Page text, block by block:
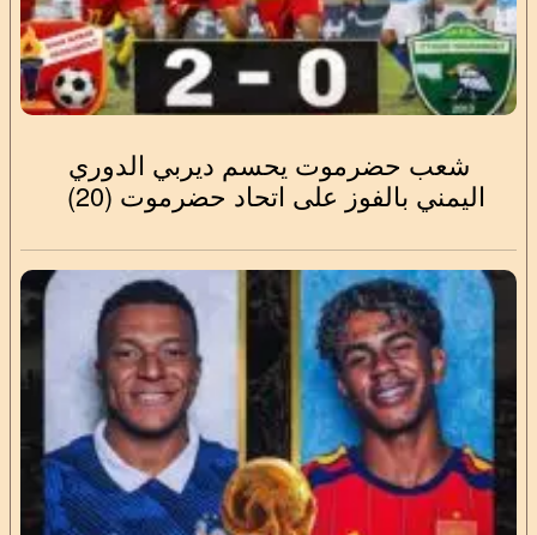
شعب حضرموت يحسم ديربي الدوري
اليمني بالفوز على اتحاد حضرموت (20)